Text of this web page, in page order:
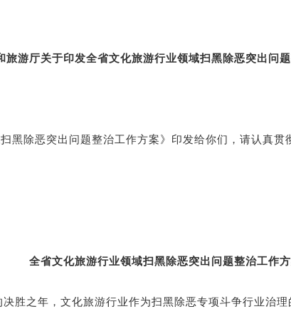
旅游厅关于印发全省文化旅游行业领域扫黑除恶突出问
黑除恶突出问题整治工作方案》印发给你们，请认真贯
全省文化旅游行业领域扫黑除恶突出问题整治工作
胜之年，文化旅游行业作为扫黑除恶专项斗争行业治